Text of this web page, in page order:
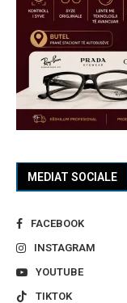
MEDIAT SOCIALE
FACEBOOK
INSTAGRAM
YOUTUBE
TIKTOK